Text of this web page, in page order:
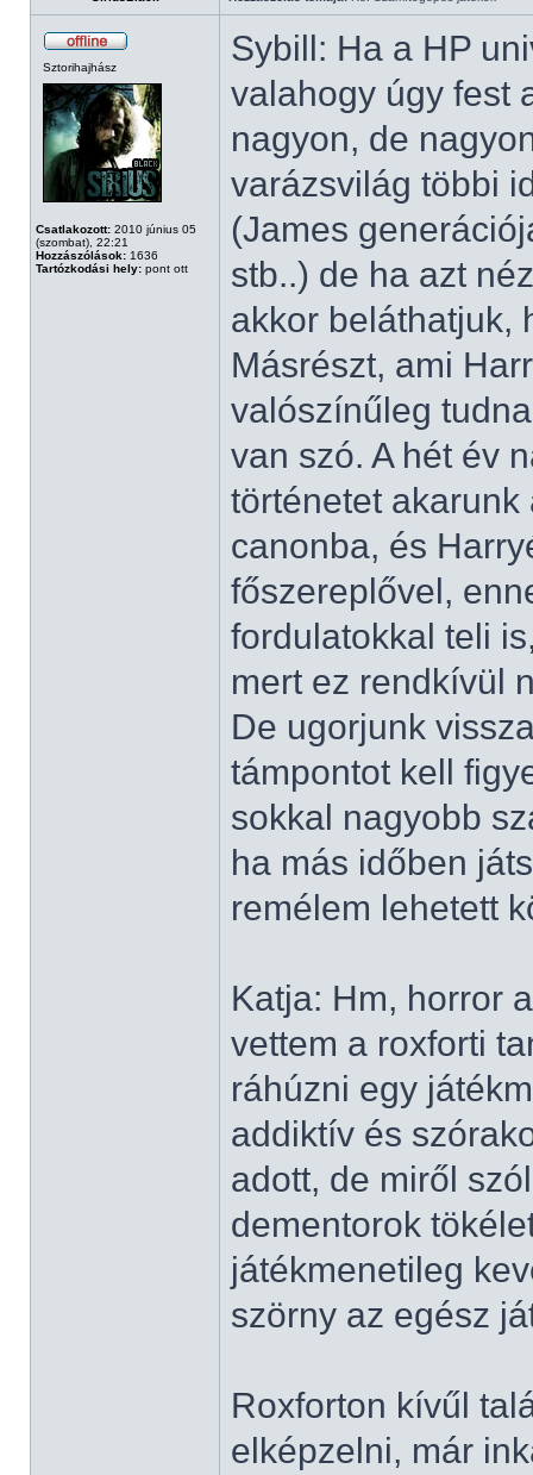
Sztorihajhász
Csatlakozott: 2010 június 05
(szombat), 22:21
Hozzászólások: 1636
Tartózkodási hely: pont ott
Sybill: Ha a HP
valahogy úgy fest
nagyon, de
varázsvilág többi
(James
stb..) de ha azt
akkor beláthatjuk,
Másrészt, ami
valószínűleg
van szó. A hét év
történetet
canonba, és
főszereplővel,
fordulatokkal teli
mert ez rendkívül
De ugorjunk
támpontot kell
sokkal nagyobb
ha más időben
remélem lehetett
Katja: Hm, horror
vettem a roxforti
ráhúzni egy
addiktív és
adott, de miről
dementorok
játékmenetileg
szörny az egész
Roxforton kívűl
elképzelni, már